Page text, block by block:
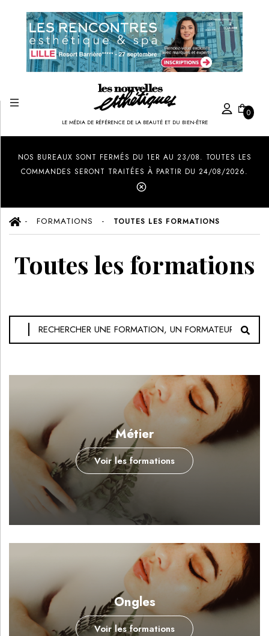
LE MÉDIA DE RÉFÉRENCE DE LA BEAUTÉ ET DU BIEN-ÊTRE
0
NOS BUREAUX SONT FERMÉS DU 1ER AU 23/08. TOUTES LES
COMMANDES SERONT TRAITÉES À PARTIR DU 24/08/2026.
FORMATIONS TOUTES LES FORMATIONS
Toutes les formations
Métier
Voir les formations
Ongles
Voir les formations